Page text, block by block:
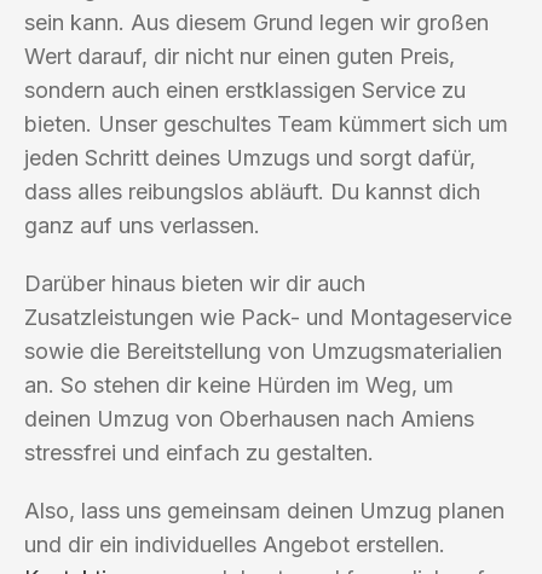
sein kann. Aus diesem Grund legen wir großen
Wert darauf, dir nicht nur einen guten Preis,
sondern auch einen erstklassigen Service zu
bieten. Unser geschultes Team kümmert sich um
jeden Schritt deines Umzugs und sorgt dafür,
dass alles reibungslos abläuft. Du kannst dich
ganz auf uns verlassen.
Darüber hinaus bieten wir dir auch
Zusatzleistungen wie Pack- und Montageservice
sowie die Bereitstellung von Umzugsmaterialien
an. So stehen dir keine Hürden im Weg, um
deinen Umzug von Oberhausen nach Amiens
stressfrei und einfach zu gestalten.
Also, lass uns gemeinsam deinen Umzug planen
und dir ein individuelles Angebot erstellen.